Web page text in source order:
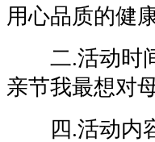
用心品质的健
二.活动时间
亲节我最想对
四.活动内容